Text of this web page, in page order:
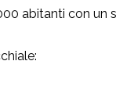
abitanti con